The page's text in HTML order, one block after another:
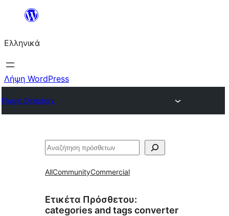
Μετάβαση
περιεχόμενο
Ελληνικά
Λήψη WordPress
Plugin Directory
Αναζήτηση
AllCommunityCommercial
Ετικέτα Πρόσθετου:
categories and tags converter